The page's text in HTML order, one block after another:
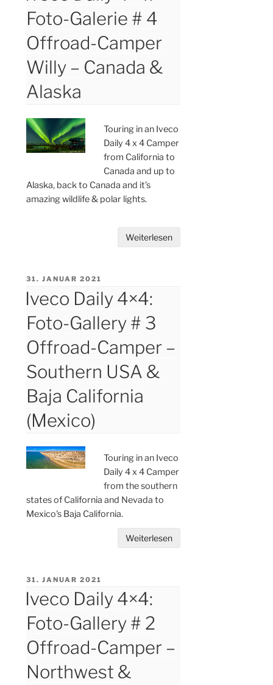
Foto-Galerie # 4
Offroad-Camper
Willy – Canada &
Alaska
Touring in an Iveco
Daily 4 x 4 Camper
from California to
Canada and up to
Alaska, back to Canada and it’s
amazing wildlife & polar lights.
Weiterlesen
VERÖFFENTLICHT
31. JANUAR 2021
Iveco Daily 4×4:
Foto-Gallery # 3
Offroad-Camper –
Southern USA &
Baja California
(Mexico)
Touring in an Iveco
Daily 4 x 4 Camper
from the southern
states of California and Nevada to
Mexico's Baja California.
Weiterlesen
VERÖFFENTLICHT
31. JANUAR 2021
Iveco Daily 4×4:
Foto-Gallery # 2
Offroad-Camper –
Northwest &